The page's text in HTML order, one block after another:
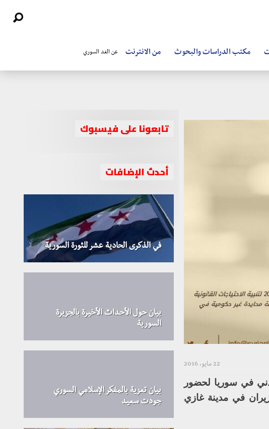
مكتب الدراسات والبحوث من الانترنت عن الغد السوري
22 مايو، 2016
في سوريا لحضور
التدريبية “ليوم واحد” تتكرر لمدة خمسة أيام” بين 30 أيار و3 حزيران في مدينة غازي
تابعونا على فيسبوك
أحدث الإضافات
في الذكرى الحادية عشر للثورة السورية
بيان حول الأحداث الأخيرة بالجزيرة
السورية
بيان تعزية بالمفكر الإسلامي السوري
جودت سعيد